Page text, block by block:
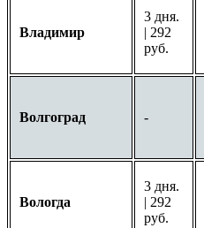
Владимир
3 дня.
| 292
руб.
Волгоград -
Вологда
3 дня.
| 292
руб.